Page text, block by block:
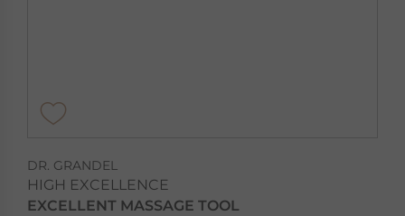
DR. GRANDEL
HIGH EXCELLENCE
EXCELLENT MASSAGE TOOL